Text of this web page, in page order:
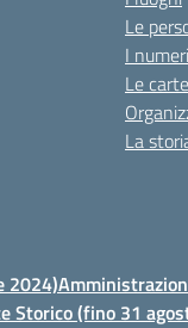
Le
I
Le
La
2024)
Storico (fino 31